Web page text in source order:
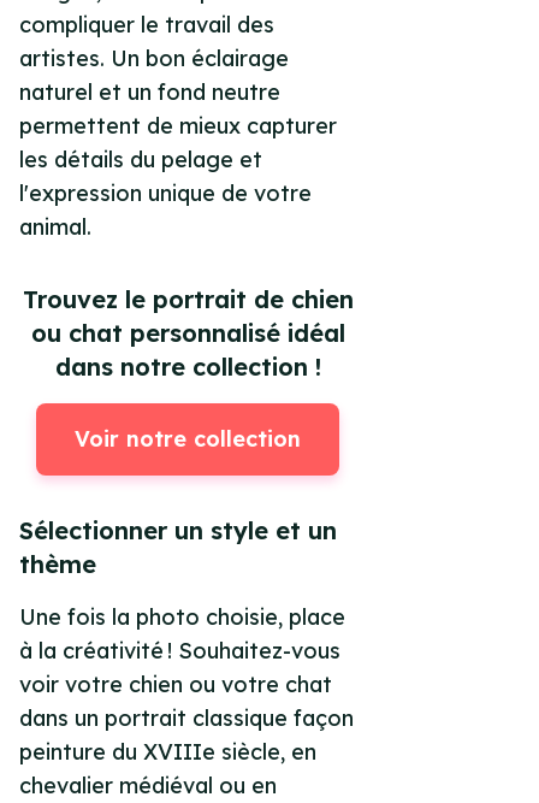
compliquer le travail des
artistes. Un bon éclairage
naturel et un fond neutre
permettent de mieux capturer
les détails du pelage et
l'expression unique de votre
animal.
Trouvez le portrait de chien
ou chat personnalisé idéal
dans notre collection !
Voir notre collection
Sélectionner un style et un
thème
Une fois la photo choisie, place
à la créativité ! Souhaitez-vous
voir votre chien ou votre chat
dans un portrait classique façon
peinture du XVIIIe siècle, en
chevalier médiéval ou en